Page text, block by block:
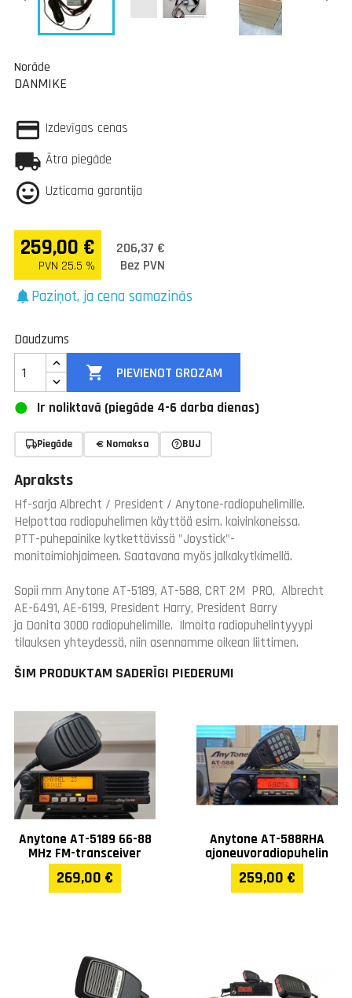
Norāde
DANMIKE
Izdevīgas cenas
Ātra piegāde
Uzticama garantija
259,00 €
PVN 25.5 %
206,37 €
Bez PVN
notificationsPaziņot, ja cena samazinās
Daudzums
 PIEVIENOT GROZAM
Ir noliktavā (piegāde 4-6 darba dienas)
Piegāde Nomaksa BUJ
Apraksts
Hf-sarja Albrecht / President / Anytone-radiopuhelimille.
Helpottaa radiopuhelimen käyttöä esim. kaivinkoneissa.
PTT-puhepainike kytkettävissä "Joystick"-
monitoimiohjaimeen. Saatavana myös jalkakytkimellä.
Sopii mm Anytone AT-5189, AT-588, CRT 2M PRO, Albrecht
AE-6491, AE-6199, President Harry, President Barry
ja Danita 3000 radiopuhelimille. Ilmoita radiopuhelintyyypi
tilauksen yhteydessä, niin asennamme oikean liittimen.
ŠIM PRODUKTAM SADERĪGI PIEDERUMI
Anytone AT-5189 66-88
MHz FM-transceiver
269,00 €
Anytone AT-588RHA
ajoneuvoradiopuhelin
259,00 €